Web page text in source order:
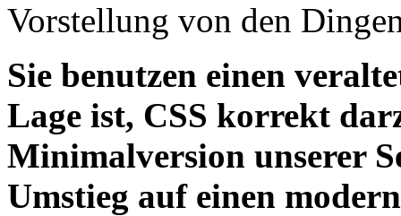
Vorstellung von den
Sie benutzen einen
Lage ist, CSS korrekt
Minimalversion unserer
Umstieg auf einen